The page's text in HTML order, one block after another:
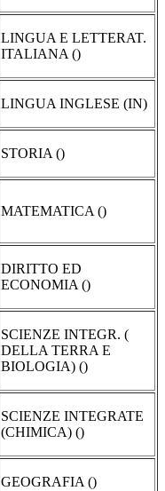
LINGUA E LETTERAT.
ITALIANA ()
LINGUA INGLESE (IN)
STORIA ()
MATEMATICA ()
DIRITTO ED
ECONOMIA ()
SCIENZE INTEGR. (
DELLA TERRA E
BIOLOGIA) ()
SCIENZE INTEGRATE
(CHIMICA) ()
GEOGRAFIA ()